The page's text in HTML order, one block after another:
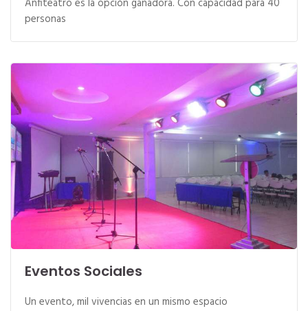
personas
Eventos Sociales
Un evento, mil vivencias en un mismo espacio